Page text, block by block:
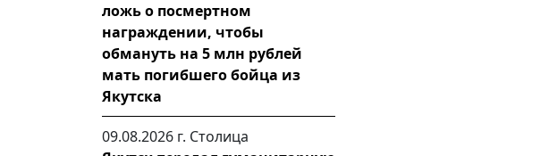
ложь о посмертном
награждении, чтобы
обмануть на 5 млн рублей
мать погибшего бойца из
Якутска
09.08.2026 г. Столица